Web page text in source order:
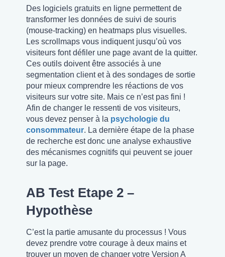
Des logiciels gratuits en ligne permettent de
transformer les données de suivi de souris
(mouse-tracking) en heatmaps plus visuelles.
Les scrollmaps vous indiquent jusqu’où vos
visiteurs font défiler une page avant de la quitter.
Ces outils doivent être associés à une
segmentation client et à des sondages de sortie
pour mieux comprendre les réactions de vos
visiteurs sur votre site. Mais ce n’est pas fini !
Afin de changer le ressenti de vos visiteurs,
vous devez penser à la psychologie du
consommateur. La dernière étape de la phase
de recherche est donc une analyse exhaustive
des mécanismes cognitifs qui peuvent se jouer
sur la page.
AB Test Etape 2 –
Hypothèse
C’est la partie amusante du processus ! Vous
devez prendre votre courage à deux mains et
trouver un moyen de changer votre Version A